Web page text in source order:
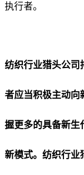
执行者。
纺织行业猎头公司
者应当积极主动向
握更多的具备新生
新模式。纺织行业